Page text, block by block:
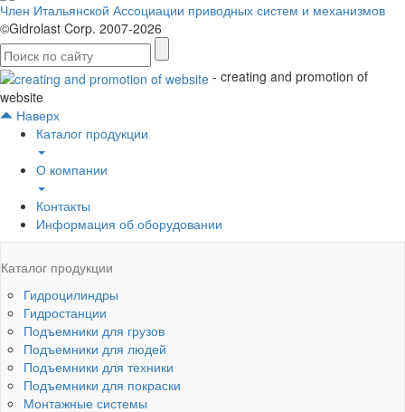
Член Итальянской Ассоциации приводных систем и механизмов
©Gidrolast Corp. 2007-2026
- creating and promotion of
website
Наверх
Каталог продукции
О компании
Контакты
Информация об оборудовании
Каталог продукции
Гидроцилиндры
Гидростанции
Подъемники для грузов
Подъемники для людей
Подъемники для техники
Подъемники для покраски
Монтажные системы